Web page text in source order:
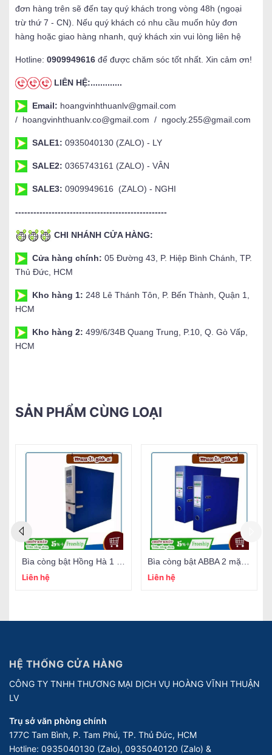
đơn hàng trên sẽ đến tay quý khách trong vòng 48h (ngoại
trừ thứ 7 - CN). Nếu quý khách có nhu cầu muốn hủy đơn
hàng hoặc giao hàng nhanh, quý khách xin vui lòng liên hệ
Hotline: 0909949616 để được chăm sóc tốt nhất. Xin cảm ơn!
LIÊN HỆ:.............
Email: hoangvinhthuanlv@gmail.com
/ hoangvinhthuanlv.co@gmail.com / ngocly.255@gmail.com
SALE1: 0935040130 (ZALO) - LY
SALE2: 0365743161 (ZALO) - VÂN
SALE3: 0909949616 (ZALO) - NGHI
--------------------------------------------------
CHI NHÁNH CỬA HÀNG:
Cửa hàng chính: 05 Đường 43, P. Hiệp Bình Chánh, TP.
Thủ Đức, HCM
Kho hàng 1: 248 Lê Thánh Tôn, P. Bến Thành, Quận 1,
HCM
Kho hàng 2: 499/6/34B Quang Trung, P.10, Q. Gò Vấp,
HCM
SẢN PHẨM CÙNG LOẠI
Liên hệ
Liên hệ
HỆ THỐNG CỬA HÀNG
CÔNG TY TNHH THƯƠNG MẠI DỊCH VỤ HOÀNG VĨNH THUẬN
LV
Trụ sở văn phòng chính
177C Tam Bình, P. Tam Phú, TP. Thủ Đức, HCM
Hotline: 0935040130 (Zalo), 0935040120 (Zalo) &